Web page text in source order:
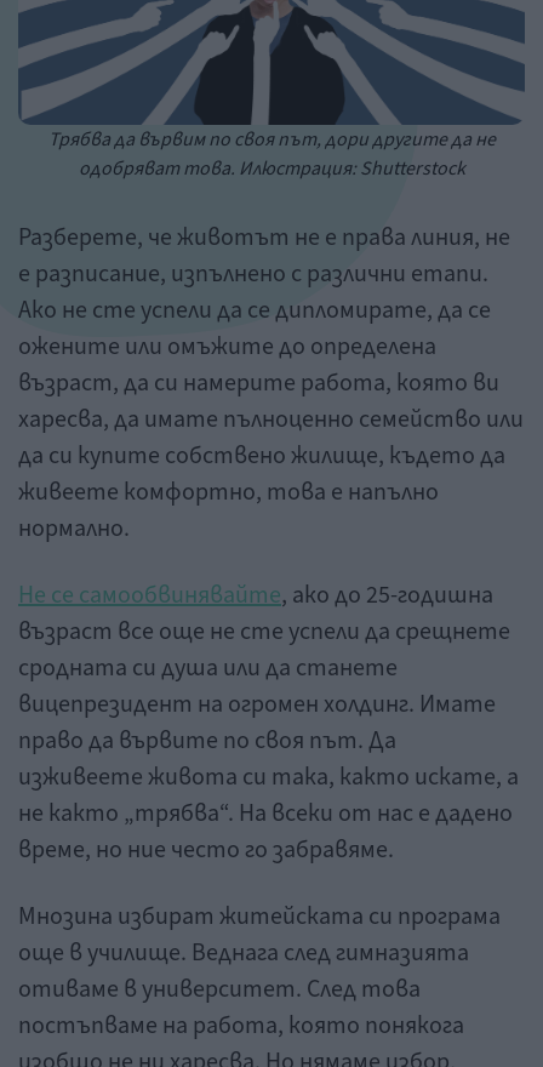
Трябва да вървим по своя път, дори другите да не
одобряват това. Илюстрация: Shutterstock
Разберете, че животът не е права линия, не
е разписание, изпълнено с различни етапи.
Ако не сте успели да се дипломирате, да се
ожените или омъжите до определена
възраст, да си намерите работа, която ви
харесва, да имате пълноценно семейство или
да си купите собствено жилище, където да
живеете комфортно, това е напълно
нормално.
Не се самообвинявайте, ако до 25-годишна
възраст все още не сте успели да срещнете
сродната си душа или да станете
вицепрезидент на огромен холдинг. Имате
право да вървите по своя път. Да
изживеете живота си така, както искате, а
не както „трябва“. На всеки от нас е дадено
време, но ние често го забравяме.
Мнозина избират житейската си програма
още в училище. Веднага след гимназията
отиваме в университет. След това
постъпваме на работа, която понякога